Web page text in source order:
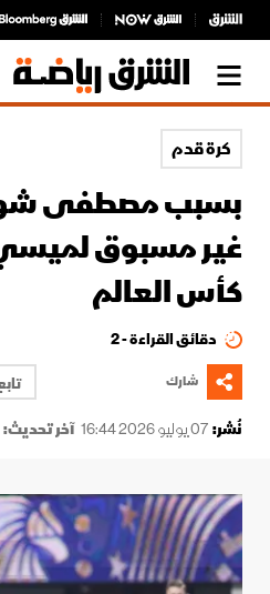
كرة قدم
بسبب مصطفى
غير مسبوق
كأس العالم
دقائق القراءة - 2
شارك
نُشر:07 يوليو 2026 16:44 آخر تحديث: